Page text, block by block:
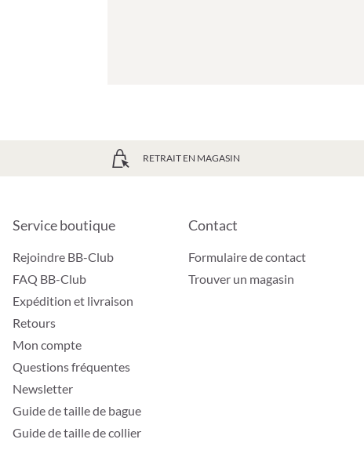
RETRAIT EN MAGASIN
Service boutique
Rejoindre BB-Club
FAQ BB-Club
Expédition et livraison
Retours
Mon compte
Questions fréquentes
Newsletter
Guide de taille de bague
Guide de taille de collier
Contact
Formulaire de contact
Trouver un magasin